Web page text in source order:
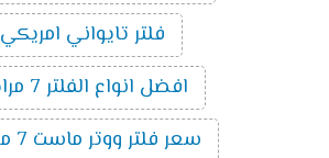
فلتر تايواني امريكي
افضل انواع الفلتر 7 مراحل
سعر فلتر ووتر ماست 7 مراحل